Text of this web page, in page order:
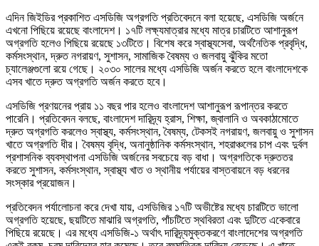
এদিন জিইডির প্রকাশিত এসডিজি অগ্রগতি প্রতিবেদনে বলা হয়েছে, এসডিজি অর্জনে
এখনো পিছিয়ে রয়েছে বাংলাদেশ। ১৭টি লক্ষ্যমাত্রার মধ্যে মাত্র চারটিতে আশানুরূপ
অগ্রগতি হলেও পিছিয়ে রয়েছে ১৩টিতে। বিশেষ করে স্বাস্থ্যসেবা, অর্থনৈতিক প্রবৃদ্ধি,
কর্মসংস্থান, দ্রুত নগরায়ণ, সুশাসন, সামাজিক বৈষম্য ও জলবায়ু ঝুঁকির মতো
চ্যালেঞ্জগুলো রয়ে গেছে। ২০৩০ সালের মধ্যে এসডিজি অর্জন করতে হলে বাংলাদেশকে
এসব খাতে দ্রুত অগ্রগতি অর্জন করতে হবে।
এসডিজি প্রণয়নের প্রায় ১১ বছর পার হলেও বাংলাদেশ আশানুরূপ রূপান্তর করতে
পারেনি। প্রতিবেদন বলছে, বাংলাদেশ দারিদ্র্য হ্রাস, শিক্ষা, জ্বালানি ও অবকাঠামোতে
দ্রুত অগ্রগতি করলেও স্বাস্থ্য, কর্মসংস্থান, বৈষম্য, টেকসই নগরায়ণ, জলবায়ু ও সুশাসন
খাতে অগ্রগতি ধীর। বৈষম্য বৃদ্ধি, অনানুষ্ঠানিক কর্মসংস্থান, শহরাঞ্চলের চাপ এবং দুর্বল
প্রশাসনিক ব্যবস্থাপনা এসডিজি অর্জনের সবচেয়ে বড় বাধা। অগ্রগতিকে দ্রুততর
করতে সুশাসন, কর্মসংস্থান, স্বাস্থ্য খাত ও স্থানীয় পর্যায়ের বাস্তবায়নে বড় ধরনের
সংস্কার প্রয়োজন।
প্রতিবেদন পর্যালোচনা করে দেখা যায়, এসডিজির ১৭টি অভীষ্টের মধ্যে চারটিতে ভালো
অগ্রগতি হয়েছে, ছয়টিতে মাঝারি অগ্রগতি, পাঁচটিতে স্থবিরতা এবং দুটিতে একেবারে
পিছিয়ে রয়েছে। এর মধ্যে এসডিজি-১ অর্থাৎ দারিদ্র্যমুক্তকরণে বাংলাদেশের অগ্রগতি